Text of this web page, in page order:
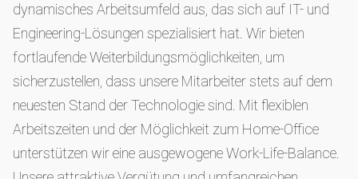
dynamisches Arbeitsumfeld aus, das sich auf IT- und
Engineering-Lösungen spezialisiert hat. Wir bieten
fortlaufende Weiterbildungsmöglichkeiten, um
sicherzustellen, dass unsere Mitarbeiter stets auf dem
neuesten Stand der Technologie sind. Mit flexiblen
Arbeitszeiten und der Möglichkeit zum Home-Office
unterstützen wir eine ausgewogene Work-Life-Balance.